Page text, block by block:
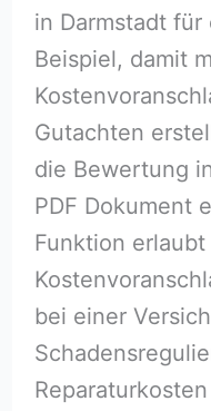
in Darmstadt
Beispiel, damit
Gutachten
die Bewertung
PDF Dokument
Funktion
bei einer